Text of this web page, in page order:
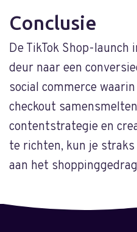
Conclusie
De TikTok Shop-launch
deur naar een
social commerce
checkout
contentstrategie en
te richten, kun je straks
aan het